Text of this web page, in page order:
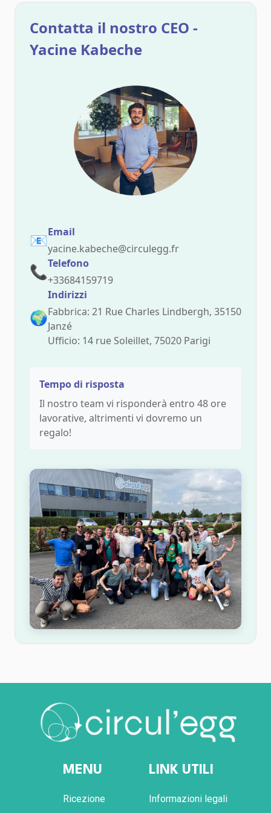
Contatta il nostro CEO -
Yacine Kabeche
📧Email
yacine.kabeche@circulegg.fr
📞Telefono
+33684159719
🌍
Indirizzi
Fabbrica: 21 Rue Charles Lindbergh, 35150
Janzé
Ufficio: 14 rue Soleillet, 75020 Parigi
Tempo di risposta
Il nostro team vi risponderà entro 48 ore
lavorative, altrimenti vi dovremo un
regalo!
MENU
Ricezione
LINK UTILI
Informazioni legali